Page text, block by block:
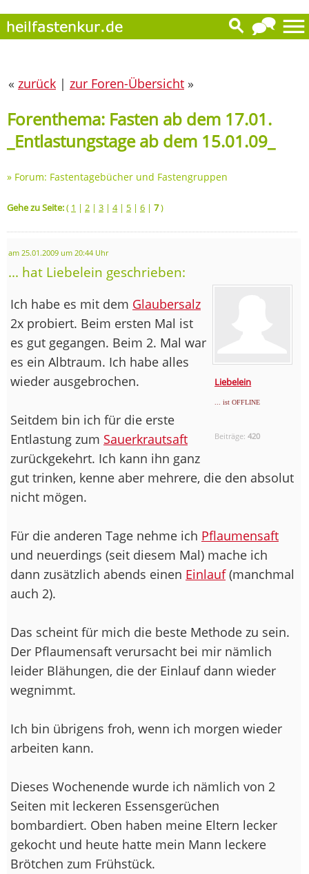
« zurück | zur Foren-Übersicht »
Forenthema: Fasten ab dem 17.01.
_Entlastungstage ab dem 15.01.09_
» Forum: Fastentagebücher und Fastengruppen
Gehe zu Seite:( 1 | 2 | 3 | 4| 5 | 6 | 7)
am 25.01.2009 um 20:44 Uhr
... hat Liebelein geschrieben:
Liebelein
... ist OFFLINE
Beiträge:420
Ich habe es mit dem Glaubersalz
2x probiert. Beim ersten Mal ist
es gut gegangen. Beim 2. Mal war
es ein Albtraum. Ich habe alles
wieder ausgebrochen.
Seitdem bin ich für die erste
Entlastung zum Sauerkrautsaft
zurückgekehrt. Ich kann ihn ganz
gut trinken, kenne aber mehrere, die den absolut
nicht mögen.
Für die anderen Tage nehme ich Pflaumensaft
und neuerdings (seit diesem Mal) mache ich
dann zusätzlich abends einen Einlauf(manchmal
auch 2).
Das scheint für mich die beste Methode zu sein.
Der Pflaumensaft verursacht bei mir nämlich
leider Blähungen, die der Einlauf dann wieder
wegnimmt.
Ich bin übrigens froh, wenn ich morgen wieder
arbeiten kann.
Dieses Wochenende wurde ich nämlich von 2
Seiten mit leckeren Essensgerüchen
bombardiert. Oben haben meine Eltern lecker
gekocht und heute hatte mein Mann leckere
Brötchen zum Frühstück.